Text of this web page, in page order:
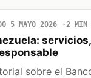
5 MAYO 2026 2 MIN
sobre el